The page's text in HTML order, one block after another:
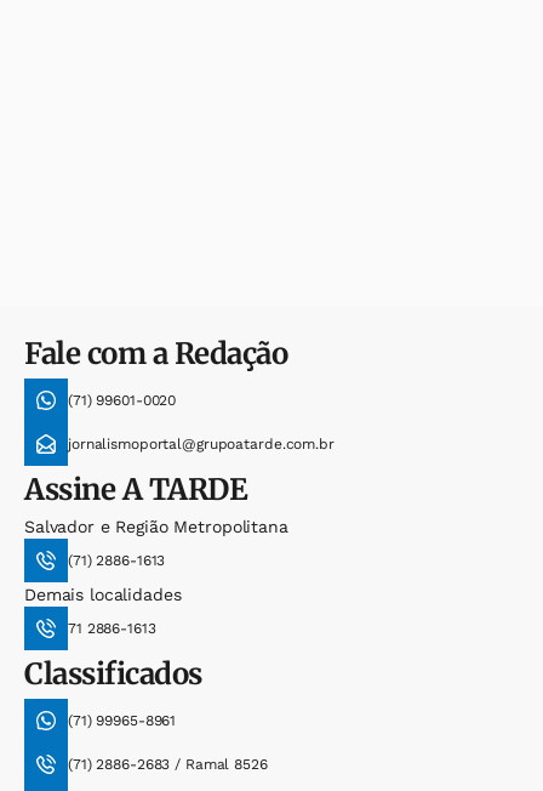
Fale com a Redação
(71) 99601-0020
jornalismoportal@grupoatarde.com.br
AssineA TARDE
Salvador e Região Metropolitana
(71) 2886-1613
Demais localidades
71 2886-1613
Classificados
(71) 99965-8961
(71) 2886-2683 / Ramal 8526